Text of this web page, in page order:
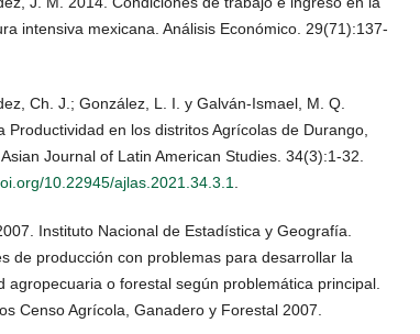
intensiva mexicana. Análisis Económico. 29(71):137-
Ch. J.; González, L. I. y Galván-Ismael, M. Q.
Productividad en los distritos Agrícolas de Durango,
Journal of Latin American Studies. 34(3):1-32.
10.22945/ajlas.2021.34.3.1.
Instituto Nacional de Estadística y Geografía.
de producción con problemas para desarrollar la
agropecuaria o forestal según problemática principal.
Censo Agrícola, Ganadero y Forestal 2007.